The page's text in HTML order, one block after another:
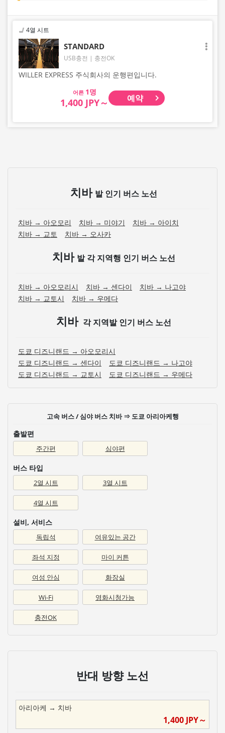
4열 시트
STANDARD
USB충전 충전OK
WILLER EXPRESS 주식회사의 운행편입니다.
어른
1,400 JPY～ 예약
치바 발 인기 버스 노선
치바 → 아오모리 치바 → 미야기
치바 → 아이치
치바 → 교토
치바 → 오사카
치바 발 각 지역행 인기 버스 노선
치바 → 아오모리시 치바 → 센다이
치바 → 나고야
치바 → 교토시
치바 → 우메다
치바 각 지역발 인기 버스 노선
도쿄 디즈니랜드 → 아오모리시
도쿄 디즈니랜드 → 센다이
도쿄 디즈니랜드 → 나고야
도쿄 디즈니랜드 → 교토시
도쿄 디즈니랜드 → 우메다
고속 버스 / 심야 버스 치바 ⇒ 도쿄 아리아케행
출발편
주간편 심야편
버스 타입
2열 시트 3열 시트
4열 시트
설비, 서비스
독립석 여유있는 공간
좌석 지정 마이 커튼
여성 안심 화장실
Wi-Fi 영화시청가능
충전OK
반대 방향 노선
아리아케 → 치바
1,400 JPY～